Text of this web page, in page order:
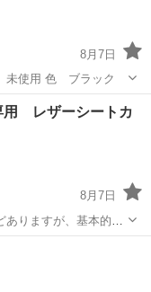
8月7日
未使用 色 ブラック
用 レザーシートカ
8月7日
りますが、基本的に
加工済みなので 元々つ